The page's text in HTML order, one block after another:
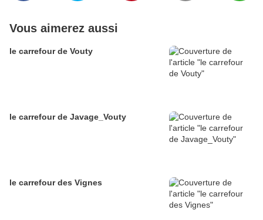
Vous aimerez aussi
le carrefour de Vouty
le carrefour de Javage_Vouty
le carrefour des Vignes